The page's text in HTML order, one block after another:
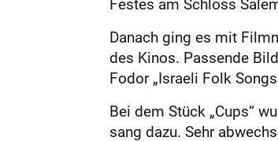
Danach ging es mit
des Kinos. Passende
Fodor „Israeli Folk
Bei dem Stück „Cups“
sang dazu. Sehr